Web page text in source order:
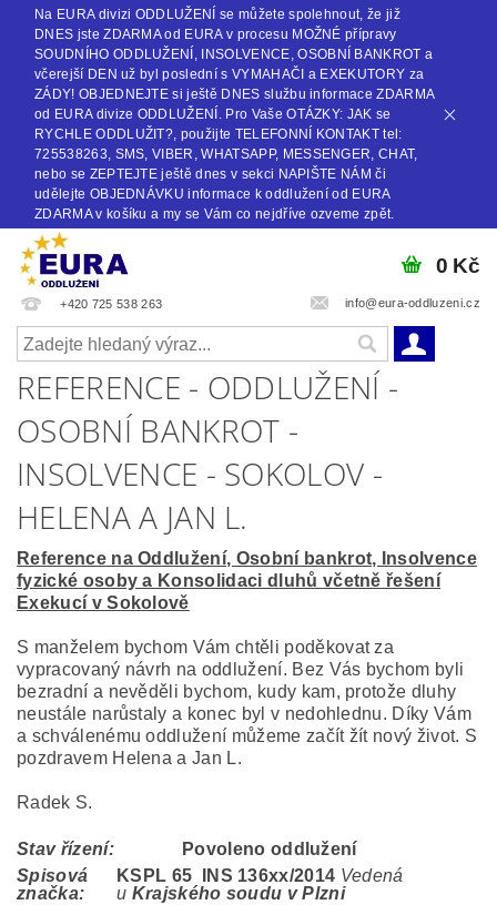
Na EURA divizi ODDLUŽENÍ se můžete spolehnout, že již
DNES jste ZDARMA od EURA v procesu MOŽNÉ přípravy
SOUDNÍHO ODDLUŽENÍ, INSOLVENCE, OSOBNÍ BANKROT a
včerejší DEN už byl poslední s VYMAHAČI a EXEKUTORY za
ZÁDY! OBJEDNEJTE si ještě DNES službu informace ZDARMA
od EURA divize ODDLUŽENÍ. Pro Vaše OTÁZKY: JAK se
RYCHLE ODDLUŽIT?, použijte TELEFONNÍ KONTAKT tel:
725538263, SMS, VIBER, WHATSAPP, MESSENGER, CHAT,
nebo se ZEPTEJTE ještě dnes v sekci NAPIŠTE NÁM či
udělejte OBJEDNÁVKU informace k oddlužení od EURA
ZDARMA v košíku a my se Vám co nejdříve ozveme zpět.
+420 725 538 263 info@eura-oddluzeni.cz
0 Kč
REFERENCE - ODDLUŽENÍ -
OSOBNÍ BANKROT -
INSOLVENCE - SOKOLOV -
HELENA A JAN L.
Reference na Oddlužení, Osobní bankrot, Insolvence
fyzické osoby a Konsolidaci dluhů včetně řešení
Exekucí v Sokolově
S manželem bychom Vám chtěli poděkovat za
vypracovaný návrh na oddlužení. Bez Vás bychom byli
bezradní a nevěděli bychom, kudy kam, protože dluhy
neustále narůstaly a konec byl v nedohlednu. Díky Vám
a schválenému oddlužení můžeme začít žít nový život. S
pozdravem Helena a Jan L.
Radek S.
Stav řízení:
Povoleno oddlužení
Spisová
značka:
KSPL 65 INS 136xx/2014 Vedená
u Krajského soudu v Plzni